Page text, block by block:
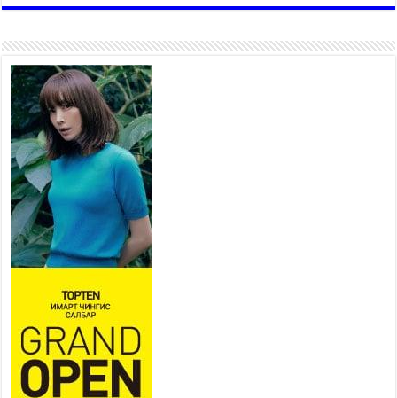
2026 оны 7 сар 21 / 10 цаг 15 минут
НИЙСЛЭЛ, АЙМГИЙН
УДИРДЛАГУУДЫН АЖЛЫГ
ХҮНД СУРТЛЫГ БУУРУУЛЖ,
ИРГЭД, АЖ АХУЙН НЭГЖИЙН
АЧААГ ХЭРХЭН ХӨНГӨЛСНӨӨР ДҮГНЭНЭ
2026 оны 7 сар 21 / 10 цаг 09 минут
Байнгын хорооны дарга
М.Мандхай Цөлжилттэй
тэмцэх тухай НҮБ-ын
конвенцын талуудын 17 дугаар
бага хурал (СОР17)-ын бэлтгэл ажлын явцтай
танилцлаа
2026 оны 7 сар 21 / 10 цаг 03 минут
Б.Пүрэвдагва: Бүтээн байгуулалтын аливаа
ажил инженерийн хангамжийн байгууллагуудын
уялдаа холбоогүйгээс саатах ёсгүй
2026 оны 7 сар 20 / 17 цаг 21 минут